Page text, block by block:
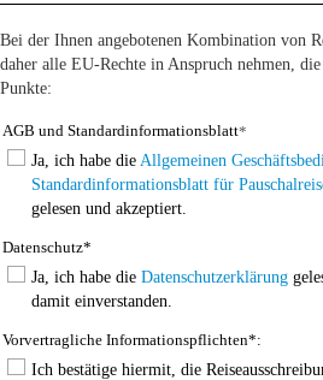
Bei der Ihnen angebotenen Kombination von
daher alle EU-Rechte in Anspruch nehmen,
Punkte:
AGB und Standardinformationsblatt*
Ja, ich habe die Allgemeinen
Standardinformationsblatt für
gelesen und akzeptiert.
Datenschutz*
Ja, ich habe die Datenschutzerklärung
damit einverstanden.
Vorvertragliche Informationspflichten*:
Ich bestätige hiermit, die